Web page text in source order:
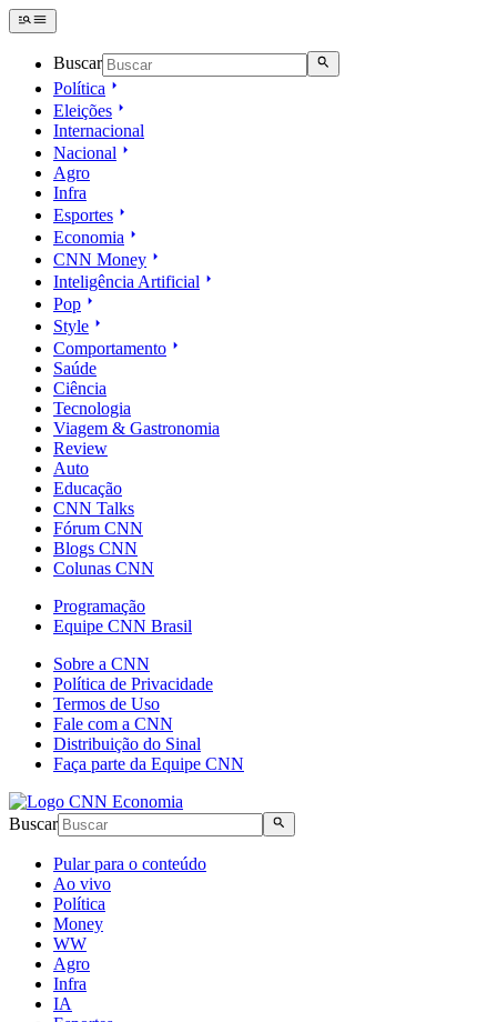
Buscar
Política
Eleições
Internacional
Nacional
Agro
Infra
Esportes
Economia
CNN Money
Inteligência Artificial
Pop
Style
Comportamento
Saúde
Ciência
Tecnologia
Viagem & Gastronomia
Review
Auto
Educação
CNN Talks
Fórum CNN
Blogs CNN
Colunas CNN
Programação
Equipe CNN Brasil
Sobre a CNN
Política de Privacidade
Termos de Uso
Fale com a CNN
Distribuição do Sinal
Faça parte da Equipe CNN
Buscar
Pular para o conteúdo
Ao vivo
Política
Money
WW
Agro
Infra
IA